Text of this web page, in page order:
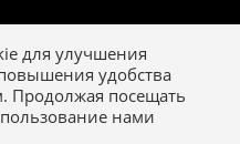
для улучшения
удобства
Продолжая посещать
нами